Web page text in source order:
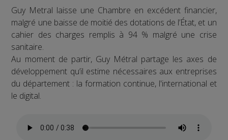
Guy Metral laisse une Chambre en excédent financier,
malgré une baisse de moitié des dotations de l’État, et un
cahier des charges remplis à 94 % malgré une crise
sanitaire.
Au moment de partir, Guy Métral partage les axes de
développement qu’il estime nécessaires aux entreprises
du département : la formation continue, l'international et
le digital.